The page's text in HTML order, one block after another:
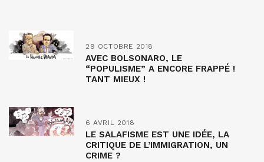
29 OCTOBRE 2018
AVEC BOLSONARO, LE
“POPULISME” A ENCORE FRAPPÉ !
TANT MIEUX !
6 AVRIL 2018
LE SALAFISME EST UNE IDÉE, LA
CRITIQUE DE L’IMMIGRATION, UN
CRIME ?